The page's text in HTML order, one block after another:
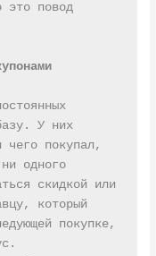
это повод
У них
чего покупал,
одного
скидкой или
который
покупке,